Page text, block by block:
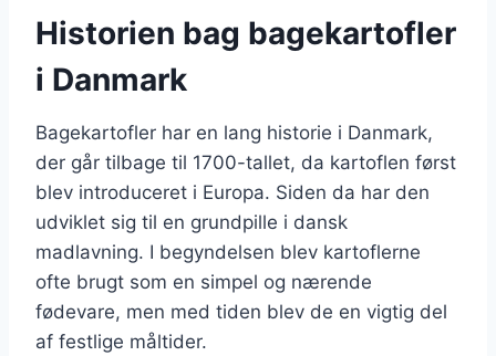
Historien bag bagekartofler
i Danmark
Bagekartofler har en lang historie i Danmark,
der går tilbage til 1700-tallet, da kartoflen først
blev introduceret i Europa. Siden da har den
udviklet sig til en grundpille i dansk
madlavning. I begyndelsen blev kartoflerne
ofte brugt som en simpel og nærende
fødevare, men med tiden blev de en vigtig del
af festlige måltider.